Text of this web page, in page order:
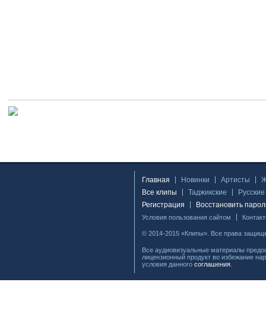
Главная Новинки Артисты
Все клипы
Таджикские
Русские
Регистрация
Восстановить
Условия пользования сайтом
© 2014-2015 «Клипы». Все права
Все аудиовизуальные материалы
лицензионный продукт во избежание
условия данного соглашения